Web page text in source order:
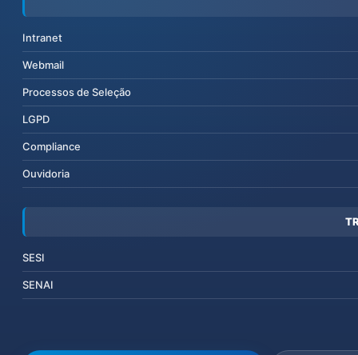
Intranet
Webmail
Processos de Seleção
LGPD
Compliance
Ouvidoria
SESI
SENAI